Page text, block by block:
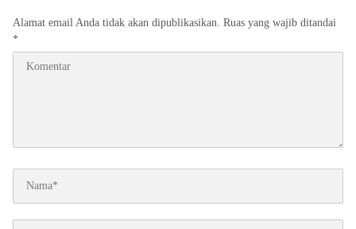
Alamat email Anda tidak akan dipublikasikan. Ruas yang wajib ditandai
*